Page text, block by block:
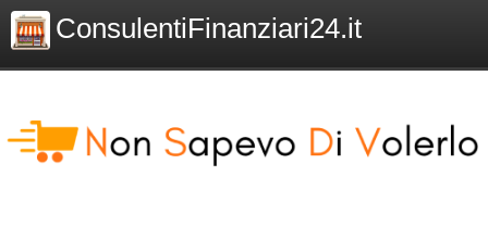
ConsulentiFinanziari24.it